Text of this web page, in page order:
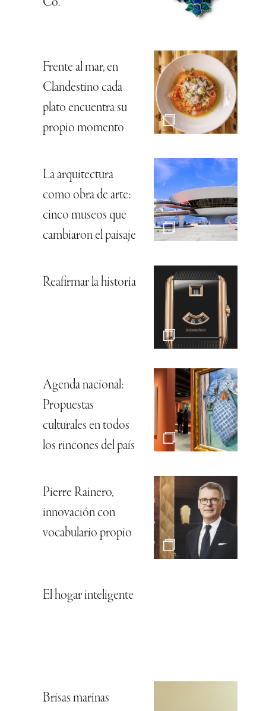
Co.
Frente al mar, en
Clandestino cada
plato encuentra su
propio momento
La arquitectura
como obra de arte:
cinco museos que
cambiaron el paisaje
Reafirmar la historia
Agenda nacional:
Propuestas
culturales en todos
los rincones del país
Pierre Rainero,
innovación con
vocabulario propio
El hogar inteligente
Brisas marinas